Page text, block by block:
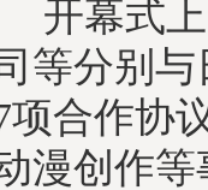
幕式上
等分别
合作协
漫创作